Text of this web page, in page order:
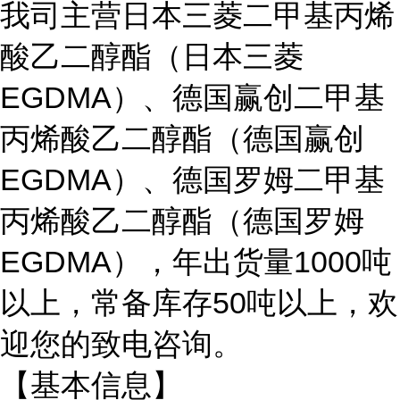
我司主营日本三菱二甲基丙烯
酸乙二醇酯（日本三菱
EGDMA）、德国赢创二甲基
丙烯酸乙二醇酯（德国赢创
EGDMA）、德国罗姆二甲基
丙烯酸乙二醇酯（德国罗姆
EGDMA），年出货量1000吨
以上，常备库存50吨以上，欢
迎您的致电咨询。
【基本信息】